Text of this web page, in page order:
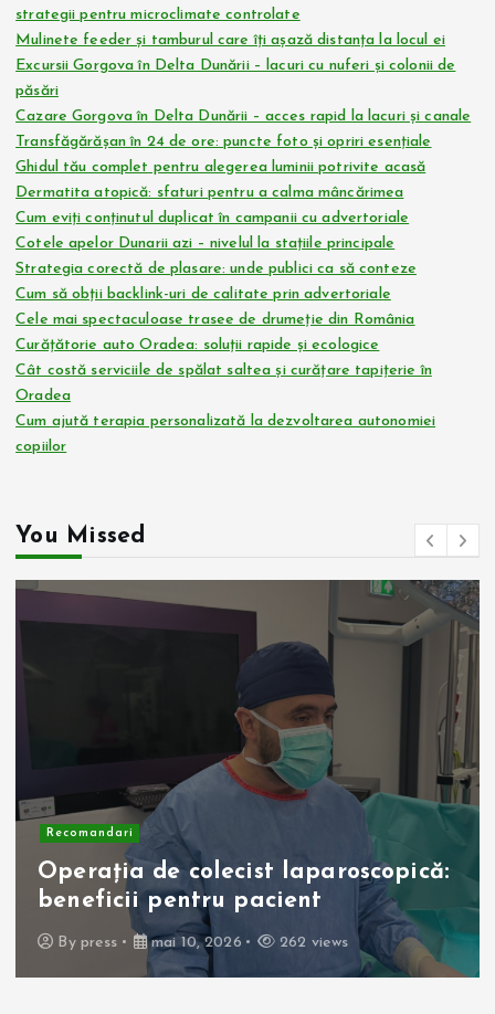
strategii pentru microclimate controlate
Mulinete feeder și tamburul care îți așază distanța la locul ei
Excursii Gorgova în Delta Dunării – lacuri cu nuferi și colonii de
păsări
Cazare Gorgova în Delta Dunării – acces rapid la lacuri și canale
Transfăgărășan în 24 de ore: puncte foto și opriri esențiale
Ghidul tău complet pentru alegerea luminii potrivite acasă
Dermatita atopică: sfaturi pentru a calma mâncărimea
Cum eviți conținutul duplicat în campanii cu advertoriale
Cotele apelor Dunarii azi – nivelul la stațiile principale
Strategia corectă de plasare: unde publici ca să conteze
Cum să obții backlink-uri de calitate prin advertoriale
Cele mai spectaculoase trasee de drumeție din România
Curățătorie auto Oradea: soluții rapide și ecologice
Cât costă serviciile de spălat saltea și curățare tapițerie în
Oradea
Cum ajută terapia personalizată la dezvoltarea autonomiei
copiilor
You Missed
Recomandari
Operația de colecist laparoscopică:
beneficii pentru pacient
By press mai 10, 2026 262 views